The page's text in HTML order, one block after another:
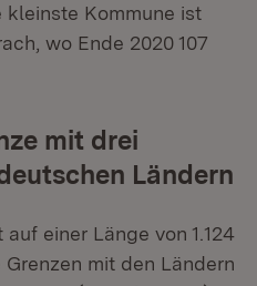
kleinste Kommune ist
wo Ende 2020 107
mit drei
Ländern
einer Länge von 1.124
mit den Ländern